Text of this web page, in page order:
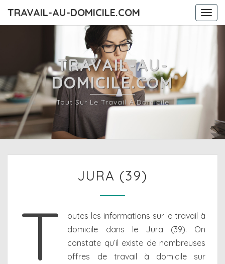
TRAVAIL-AU-DOMICILE.COM
TRAVAIL-AU-
DOMICILE.COM
Tout Sur Le Travail À Domicile
(39)
JURA (39)
T
outes les informations sur le travail à
domicile dans le Jura (39). On
constate qu’il existe de nombreuses
offres de travail à domicile sur